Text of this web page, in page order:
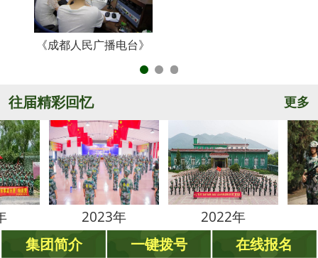
《成都人民广播电台》
往届精彩回忆 更多
2023年 2022年
集团简介 一键拨号
在线报名